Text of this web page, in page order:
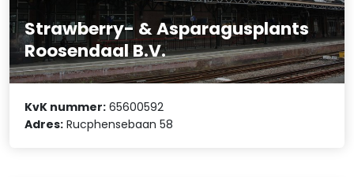
Strawberry- & Asparagusplants
Roosendaal B.V.
KvK nummer: 65600592
Adres: Rucphensebaan 58